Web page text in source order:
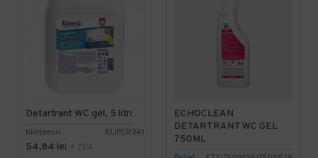
Klintensiv KLIPCR341
Detartrant WC gel, 5 litri
54,84 lei + TVA
ECHOCLEAN
DETARTRANT WC GEL
750ML